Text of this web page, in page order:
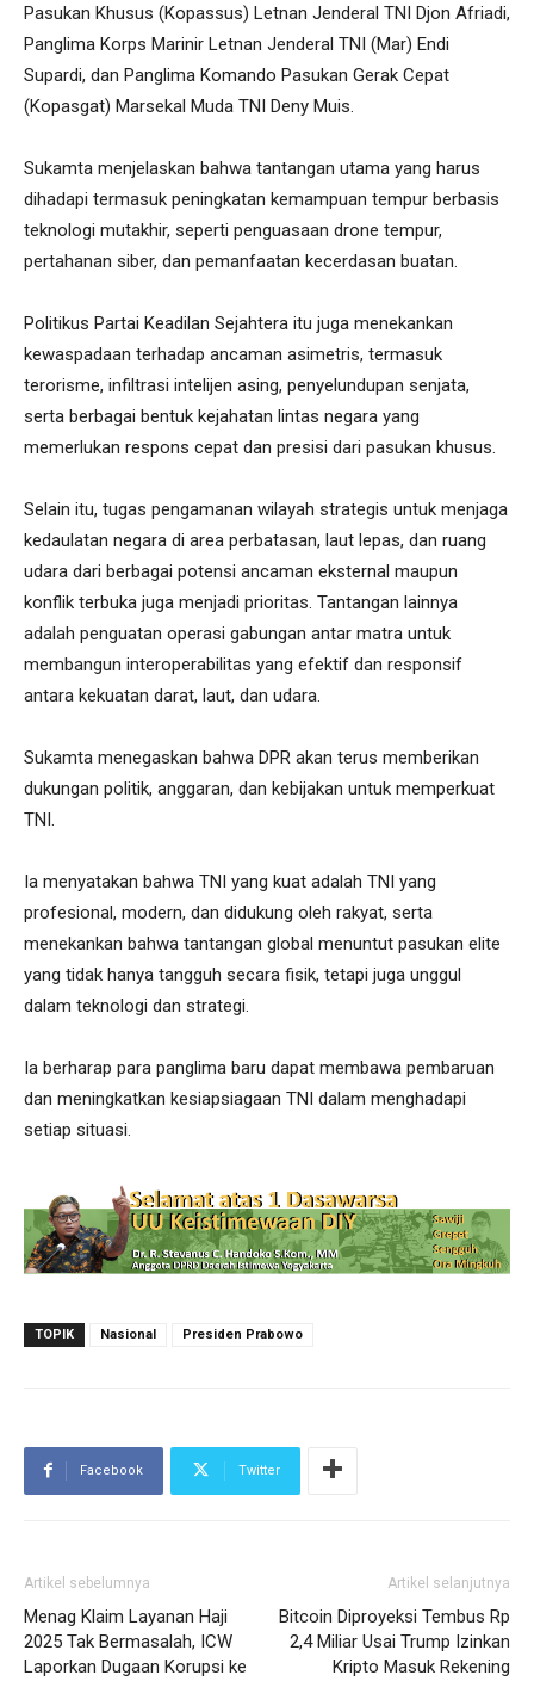
Pasukan Khusus (Kopassus) Letnan Jenderal TNI Djon Afriadi,
Panglima Korps Marinir Letnan Jenderal TNI (Mar) Endi
Supardi, dan Panglima Komando Pasukan Gerak Cepat
(Kopasgat) Marsekal Muda TNI Deny Muis.
Sukamta menjelaskan bahwa tantangan utama yang harus
dihadapi termasuk peningkatan kemampuan tempur berbasis
teknologi mutakhir, seperti penguasaan drone tempur,
pertahanan siber, dan pemanfaatan kecerdasan buatan.
Politikus Partai Keadilan Sejahtera itu juga menekankan
kewaspadaan terhadap ancaman asimetris, termasuk
terorisme, infiltrasi intelijen asing, penyelundupan senjata,
serta berbagai bentuk kejahatan lintas negara yang
memerlukan respons cepat dan presisi dari pasukan khusus.
Selain itu, tugas pengamanan wilayah strategis untuk menjaga
kedaulatan negara di area perbatasan, laut lepas, dan ruang
udara dari berbagai potensi ancaman eksternal maupun
konflik terbuka juga menjadi prioritas. Tantangan lainnya
adalah penguatan operasi gabungan antar matra untuk
membangun interoperabilitas yang efektif dan responsif
antara kekuatan darat, laut, dan udara.
Sukamta menegaskan bahwa DPR akan terus memberikan
dukungan politik, anggaran, dan kebijakan untuk memperkuat
TNI.
Ia menyatakan bahwa TNI yang kuat adalah TNI yang
profesional, modern, dan didukung oleh rakyat, serta
menekankan bahwa tantangan global menuntut pasukan elite
yang tidak hanya tangguh secara fisik, tetapi juga unggul
dalam teknologi dan strategi.
Ia berharap para panglima baru dapat membawa pembaruan
dan meningkatkan kesiapsiagaan TNI dalam menghadapi
setiap situasi.
TOPIK Nasional Presiden Prabowo
Facebook Twitter
Artikel sebelumnya
Menag Klaim Layanan Haji
2025 Tak Bermasalah, ICW
Laporkan Dugaan Korupsi ke
Artikel selanjutnya
Bitcoin Diproyeksi Tembus Rp
2,4 Miliar Usai Trump Izinkan
Kripto Masuk Rekening